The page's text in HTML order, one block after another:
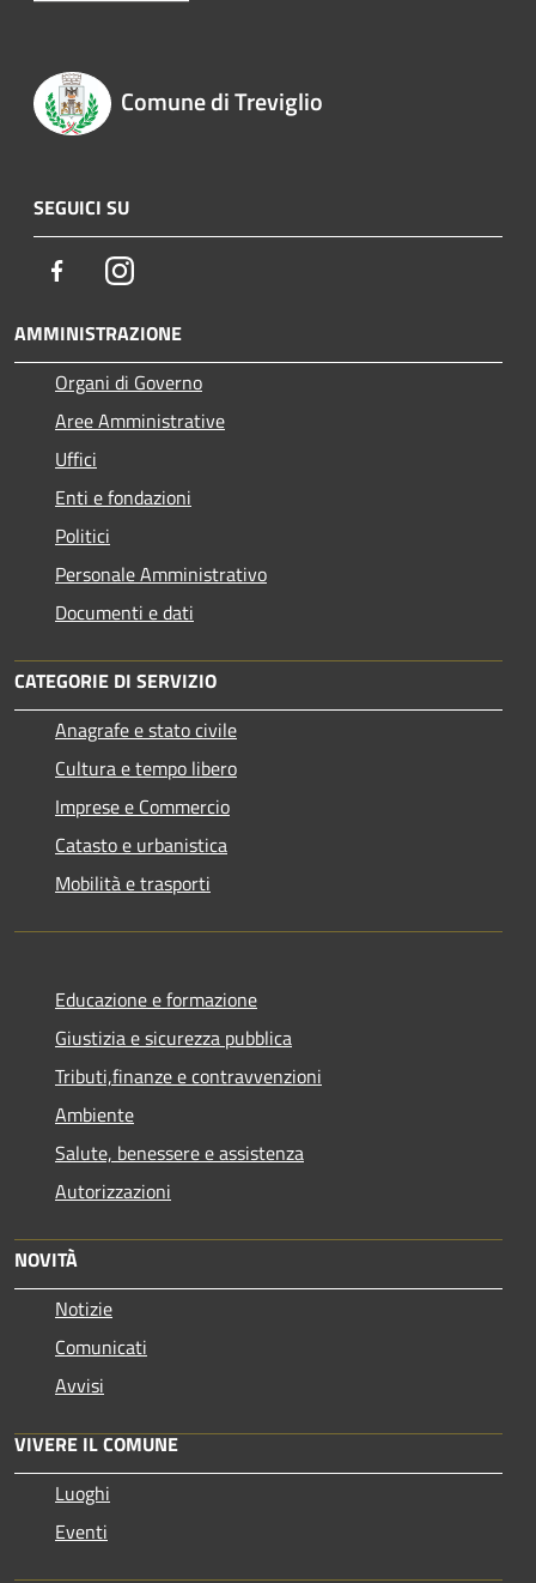
Comune di Treviglio
SEGUICI SU
FacebookInstagram
AMMINISTRAZIONE
Organi di Governo
Aree Amministrative
Uffici
Enti e fondazioni
Politici
Personale Amministrativo
Documenti e dati
CATEGORIE DI SERVIZIO
Anagrafe e stato civile
Cultura e tempo libero
Imprese e Commercio
Catasto e urbanistica
Mobilità e trasporti
Educazione e formazione
Giustizia e sicurezza pubblica
Tributi,finanze e contravvenzioni
Ambiente
Salute, benessere e assistenza
Autorizzazioni
NOVITÀ
Notizie
Comunicati
Avvisi
VIVERE IL COMUNE
Luoghi
Eventi